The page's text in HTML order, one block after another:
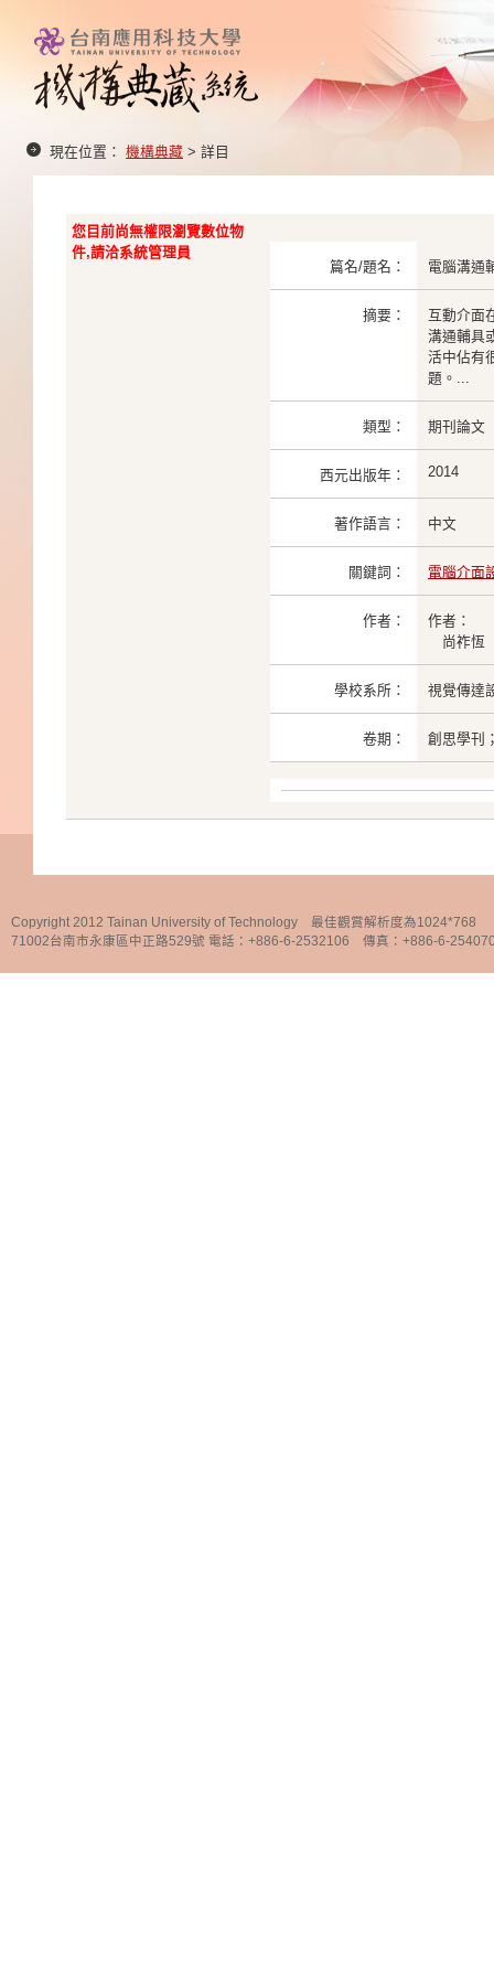
現在位置： 機構典藏 > 詳目
您目前尚無權限瀏覽數位物
件,請洽系統管理員
篇名/題名：
電腦溝通
摘要：
互動介面
溝通輔具
活中佔有
題。...
類型： 期刊論文
西元出版年： 2014
著作語言： 中文
關鍵詞： 電腦介面
作者：
作者：
尚祚恆
學校系所： 視覺傳達
卷期： 創思學刊
Copyright 2012 Tainan University of Technology 最佳觀賞解析度為1024*768
71002台南市永康區中正路529號 電話：+886-6-2532106 傳真：+886-6-